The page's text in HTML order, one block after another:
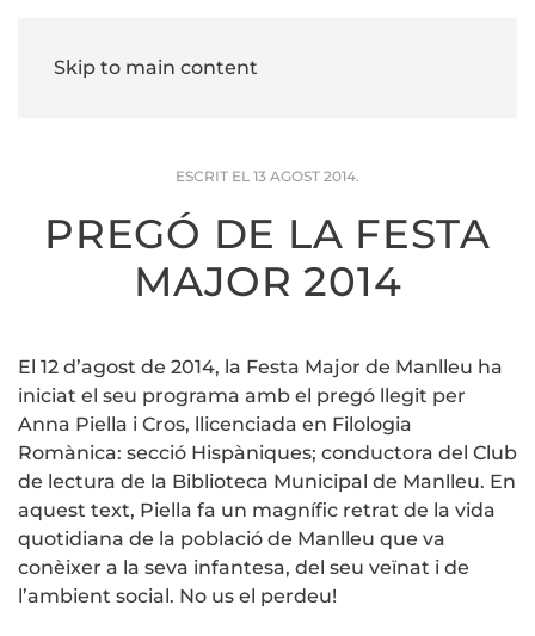
Skip to main content
ESCRIT EL 13 AGOST 2014.
PREGÓ DE LA FESTA
MAJOR 2014
El 12 d’agost de 2014, la Festa Major de Manlleu ha
iniciat el seu programa amb el pregó llegit per
Anna Piella i Cros, llicenciada en Filologia
Romànica: secció Hispàniques; conductora del Club
de lectura de la Biblioteca Municipal de Manlleu. En
aquest text, Piella fa un magnífic retrat de la vida
quotidiana de la població de Manlleu que va
conèixer a la seva infantesa, del seu veïnat i de
l’ambient social. No us el perdeu!